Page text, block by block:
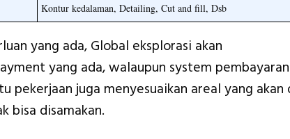
Kontur kedalaman, Detailing, Cut and fill, Dsb
yang ada, Global eksplorasi akan
yang ada, walaupun system pembayaran
pekerjaan juga menyesuaikan areal yang akan
bisa disamakan.